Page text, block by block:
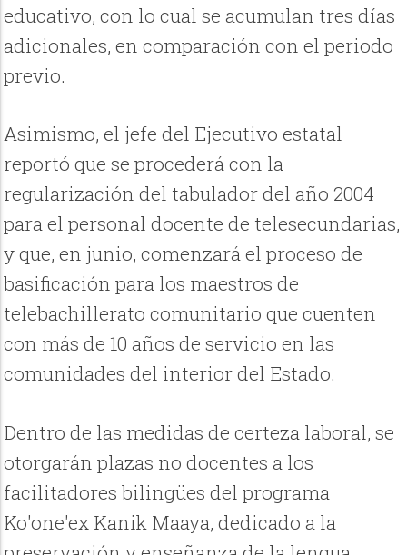
educativo, con lo cual se acumulan tres días
adicionales, en comparación con el periodo
previo.
Asimismo, el jefe del Ejecutivo estatal
reportó que se procederá con la
regularización del tabulador del año 2004
para el personal docente de telesecundarias,
y que, en junio, comenzará el proceso de
basificación para los maestros de
telebachillerato comunitario que cuenten
con más de 10 años de servicio en las
comunidades del interior del Estado.
Dentro de las medidas de certeza laboral, se
otorgarán plazas no docentes a los
facilitadores bilingües del programa
Ko'one'ex Kanik Maaya, dedicado a la